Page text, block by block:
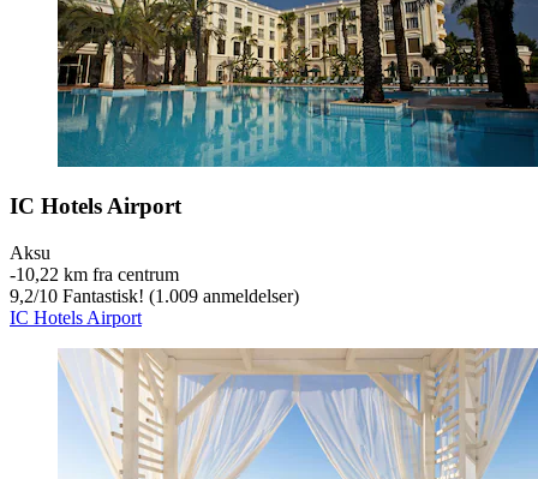
IC Hotels Airport
Aksu
‐10,22 km fra centrum
9,2/10 Fantastisk! (1.009 anmeldelser)
IC Hotels Airport